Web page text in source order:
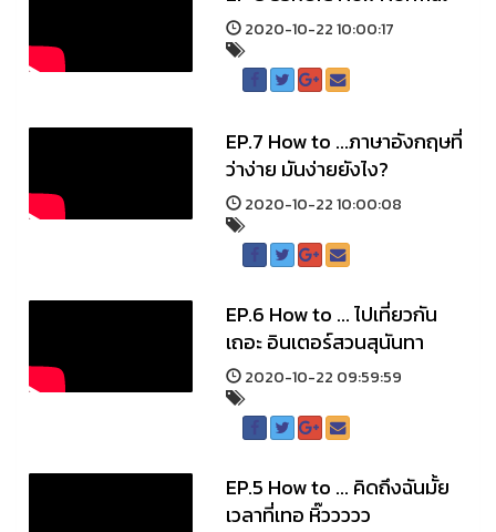
2020-10-22 10:00:17
EP.7 How to ...ภาษาอังกฤษที่
ว่าง่าย มันง่ายยังไง?
2020-10-22 10:00:08
EP.6 How to ... ไปเที่ยวกัน
เถอะ อินเตอร์สวนสุนันทา
2020-10-22 09:59:59
EP.5 How to ... คิดถึงฉันมั้ย
เวลาที่เทอ หิ๊ววววว